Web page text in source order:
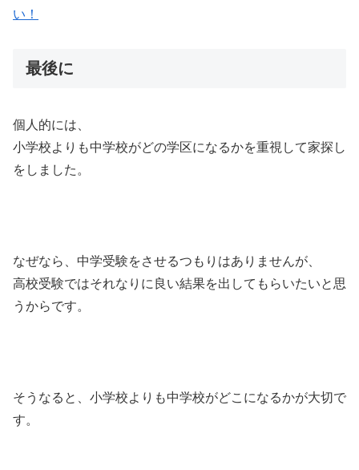
い！
最後に
個人的には、
小学校よりも中学校がどの学区になるかを重視して家探し
をしました。
なぜなら、中学受験をさせるつもりはありませんが、
高校受験ではそれなりに良い結果を出してもらいたいと思
うからです。
そうなると、小学校よりも中学校がどこになるかが大切で
す。